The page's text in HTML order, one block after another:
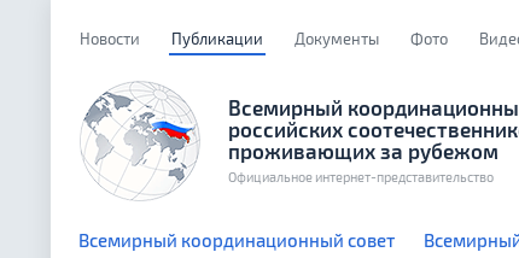
Новости Публикации Документы Фото
Всемирный
российских
проживающих за рубежом
Официальное интернет-представительство
Всемирный координационный совет